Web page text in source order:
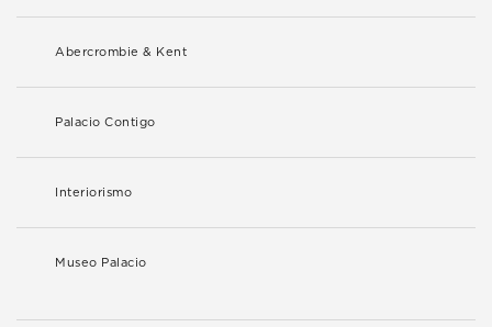
Abercrombie & Kent
Palacio Contigo
Interiorismo
Museo Palacio